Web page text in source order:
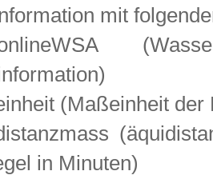
mit
(Maßeinheit der
in Minuten)